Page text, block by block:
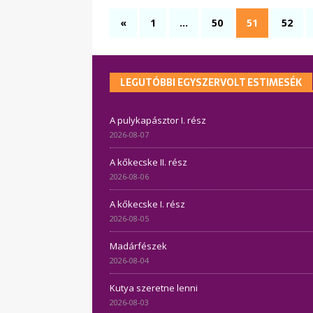
« 1 … 50 51 52
LEGUTÓBBI EGYSZERVOLT ESTIMESÉK
A pulykapásztor I. rész
2026-08-07
A kőkecske II. rész
2026-08-06
A kőkecske I. rész
2026-08-05
Madárfészek
2026-08-04
Kutya szeretne lenni
2026-08-03